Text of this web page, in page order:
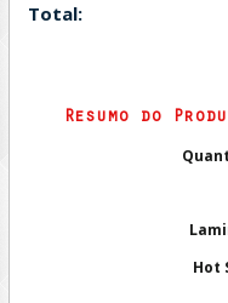
Total:
Resumo do
Hot